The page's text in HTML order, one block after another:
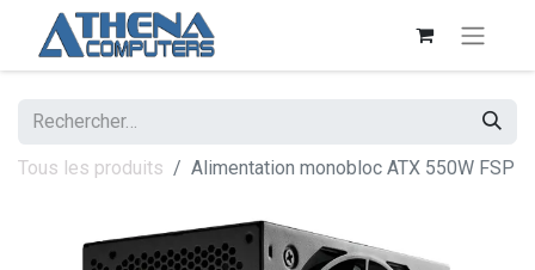
Tous les produits Alimentation monobloc ATX 550W FSP